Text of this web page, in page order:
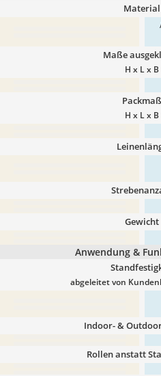
Material
Maße
H x L x B
Packmaß
H x L x B
Gewicht
Anwendung &
abgeleitet von
Indoor- &
Rollen anstatt